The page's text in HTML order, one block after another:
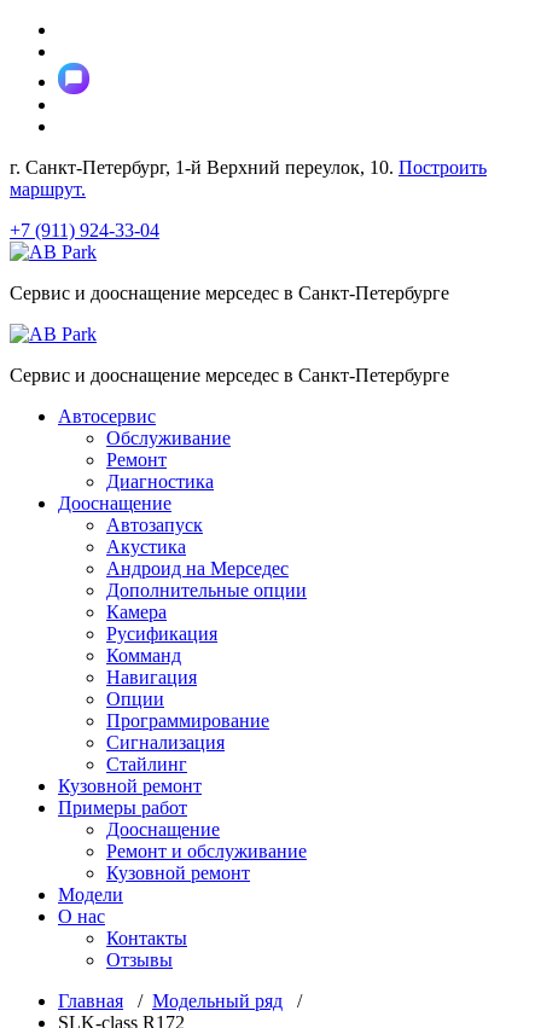
Перейти
содержимому
г. Санкт-Петербург, 1-й Верхний переулок, 10. Построить
маршрут.
+7 (911) 924-33-04
Сервис и дооснащение мерседес в Санкт-Петербурге
Сервис и дооснащение мерседес в Санкт-Петербурге
Автосервис
Обслуживание
Ремонт
Диагностика
Дооснащение
Автозапуск
Акустика
Андроид на Мерседес
Дополнительные опции
Камера
Русификация
Комманд
Навигация
Опции
Программирование
Сигнализация
Стайлинг
Кузовной ремонт
Примеры работ
Дооснащение
Ремонт и обслуживание
Кузовной ремонт
Модели
О нас
Контакты
Отзывы
Главная / Модельный ряд /
SLK-class R172